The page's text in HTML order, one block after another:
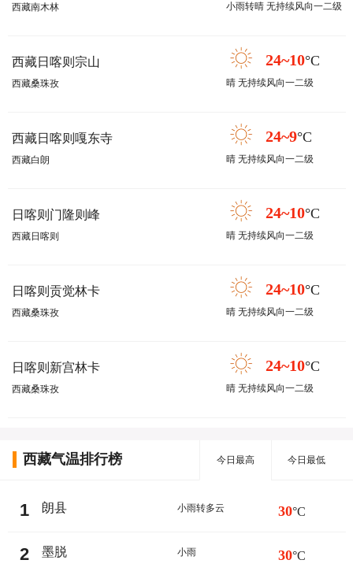
西藏南木林 小雨转晴 无持续风向一二级
西藏日喀则宗山
西藏桑珠孜
24~10°C
晴 无持续风向一二级
西藏日喀则嘎东寺
西藏白朗
24~9°C
晴 无持续风向一二级
日喀则门隆则峰
西藏日喀则
24~10°C
晴 无持续风向一二级
日喀则贡觉林卡
西藏桑珠孜
24~10°C
晴 无持续风向一二级
日喀则新宫林卡
西藏桑珠孜
24~10°C
晴 无持续风向一二级
西藏气温排行榜 今日最高 今日最低
1 朗县 小雨转多云 30°C
2 墨脱 小雨 30°C